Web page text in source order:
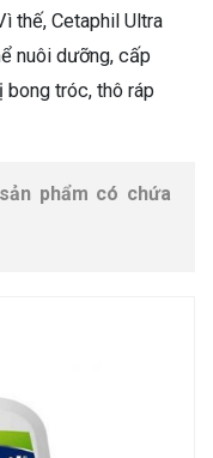
thế, Cetaphil Ultra
nuôi dưỡng, cấp
bong tróc, thô ráp
phẩm có chứa